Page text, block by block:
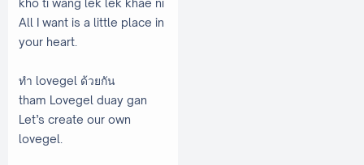
All I want is a little place in
your heart.
ทำ lovegel ด้วยกัน
tham Lovegel duay gan
Let’s create our own
lovegel.